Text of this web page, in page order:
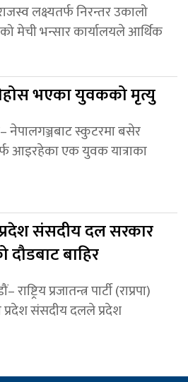
लक्ष्यतर्फ निरन्तर उकालो
मेची भन्सार कार्यालयले आर्थिक
बेहोस भएका युवकको मृत्यु
नेपालगञ्जबाट स्कुटरमा बसेर
आइरहेका एक युवक यात्राका
संसदीय दल सरकार
बाहिर
राष्ट्रिय प्रजातन्त्र पार्टी (राप्रपा)
प्रदेश संसदीय दलले प्रदेश